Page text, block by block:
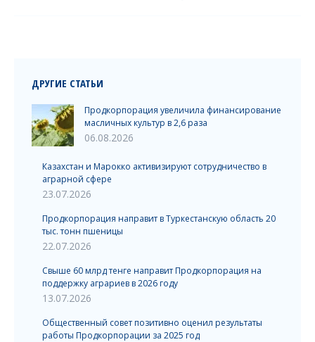
ДРУГИЕ СТАТЬИ
Продкорпорация увеличила финансирование
масличных культур в 2,6 раза
06.08.2026
Казахстан и Марокко активизируют сотрудничество в
аграрной сфере
23.07.2026
Продкорпорация направит в Туркестанскую область 20
тыс. тонн пшеницы
22.07.2026
Свыше 60 млрд тенге направит Продкорпорация на
поддержку аграриев в 2026 году
13.07.2026
Общественный совет позитивно оценил результаты
работы Продкорпорации за 2025 год